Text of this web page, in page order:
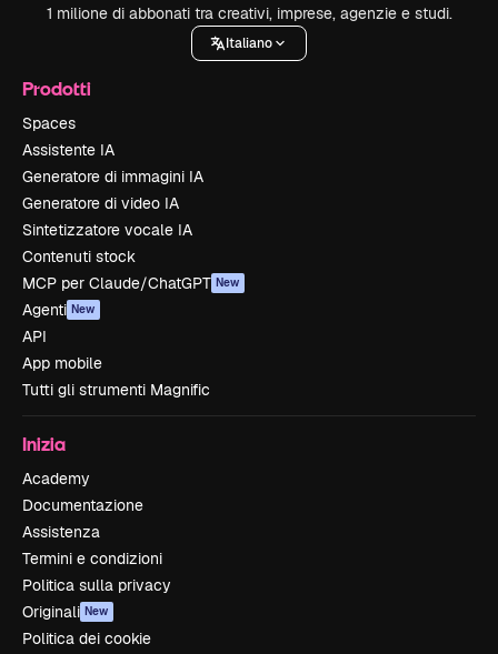
1 milione di abbonati tra creativi, imprese, agenzie e studi.
Italiano
Prodotti
Spaces
Assistente IA
Generatore di immagini IA
Generatore di video IA
Sintetizzatore vocale IA
Contenuti stock
MCP per Claude/ChatGPT New
Agenti New
API
App mobile
Tutti gli strumenti Magnific
Inizia
Academy
Documentazione
Assistenza
Termini e condizioni
Politica sulla privacy
Originali New
Politica dei cookie